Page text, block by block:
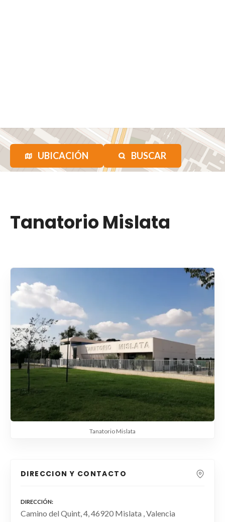
UBICACIÓN BUSCAR
Tanatorio Mislata
Tanatorio Mislata
DIRECCION Y CONTACTO
DIRECCIÓN
Camino del Quint, 4, 46920 Mislata , Valencia